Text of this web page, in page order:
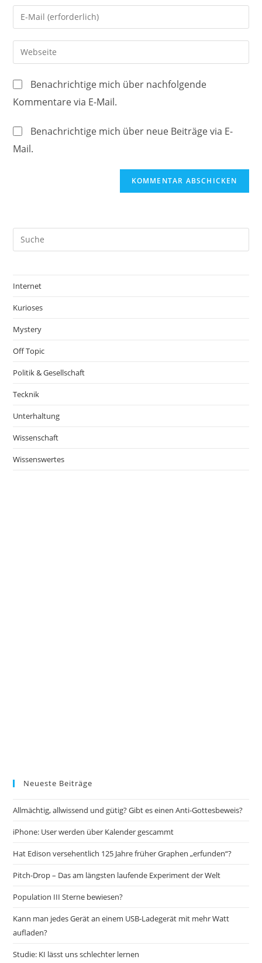
Namen
oder
Benutzernamen
zum
ein
Gib
deine
E-
Mail-
zum
Kommentieren
Gib
deine
Website-
URL
ein
Benachrichtige mich über nachfolgende
Kommentare via E-Mail.
Benachrichtige mich über neue Beiträge via E-
Mail.
Internet
Kurioses
Mystery
Off Topic
Politik & Gesellschaft
Tecknik
Unterhaltung
Wissenschaft
Wissenswertes
Neueste Beiträge
Allmächtig, allwissend und gütig? Gibt es einen Anti-Gottesbeweis?
iPhone: User werden über Kalender gescammt
Hat Edison versehentlich 125 Jahre früher Graphen „erfunden“?
Pitch-Drop – Das am längsten laufende Experiment der Welt
Population III Sterne bewiesen?
Kann man jedes Gerät an einem USB-Ladegerät mit mehr Watt
aufladen?
Studie: KI lässt uns schlechter lernen